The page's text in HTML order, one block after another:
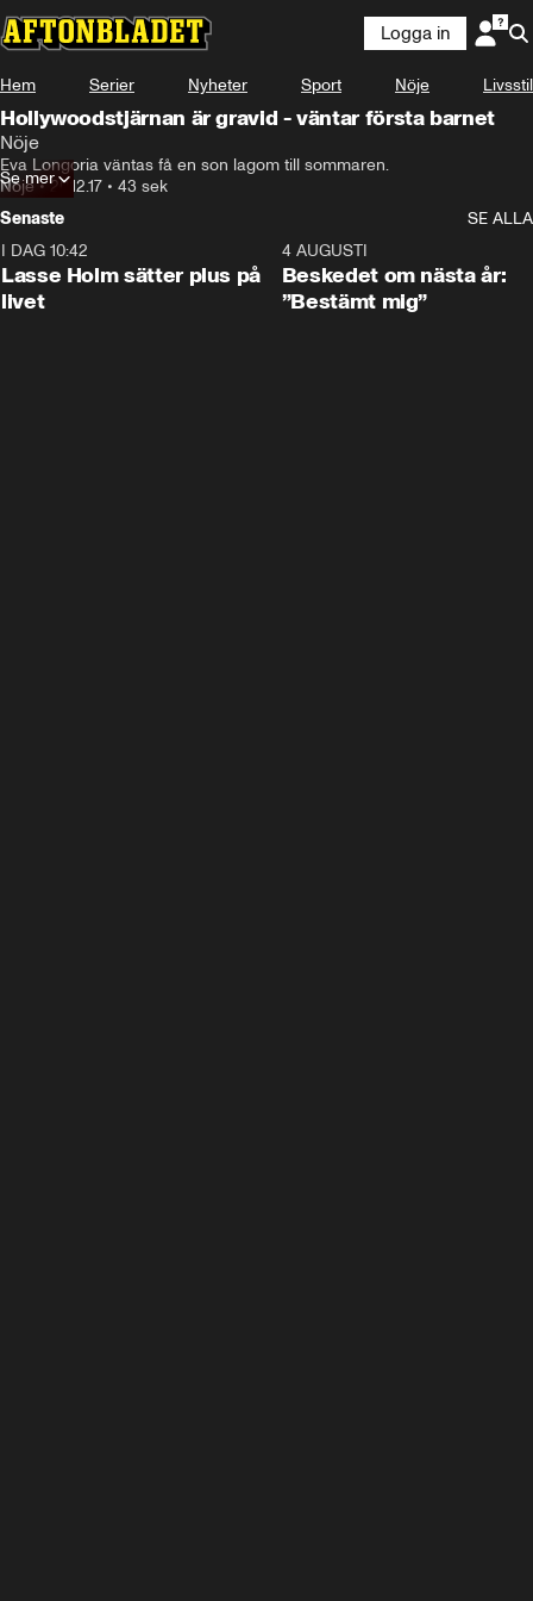
Logga in
Hem Serier Nyheter Sport Nöje Livsstil
Hollywoodstjärnan är gravid - väntar första barnet
Nöje
Eva Longoria väntas få en son lagom till sommaren.
Nöje•20.12.17 • 43 sek
Se mer
Senaste
SE ALLA
I DAG 10:42
Lasse Holm sätter plus på
livet
4 AUGUSTI
Beskedet om nästa år:
”Bestämt mig”